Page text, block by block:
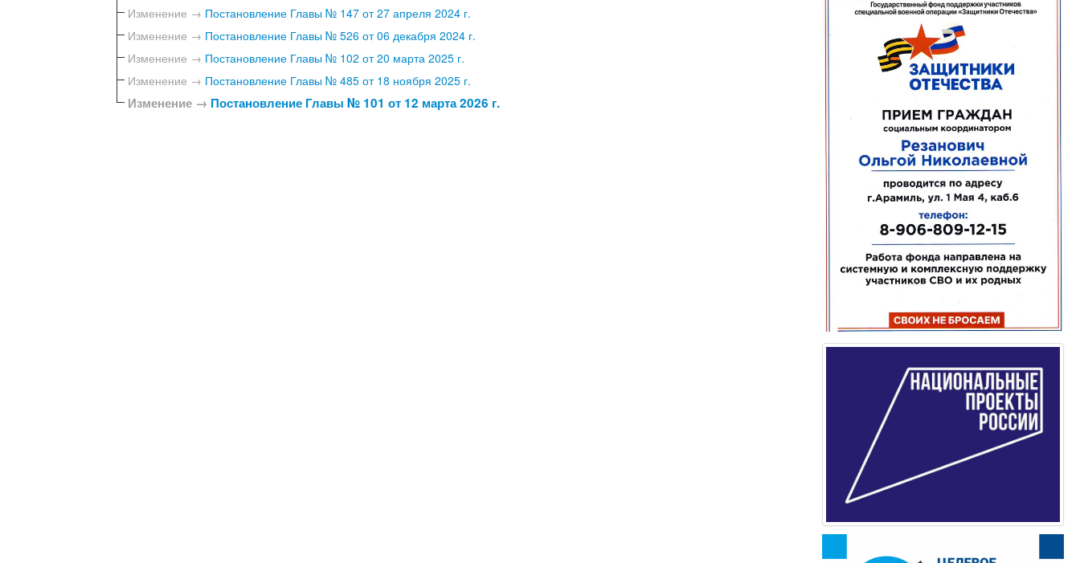
Изменение → Постановление Главы № 147 от 27 апреля 2024 г.
Изменение → Постановление Главы № 526 от 06 декабря 2024 г.
Изменение → Постановление Главы № 102 от 20 марта 2025 г.
Изменение → Постановление Главы № 485 от 18 ноября 2025 г.
Изменение → Постановление Главы № 101 от 12 марта 2026 г.